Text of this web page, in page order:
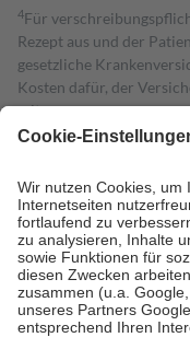
4Für
Rezept aus und der
gesetzliche
Kosten dafür, der
mit.
Grundsätzlich leisten
höchstens zehn Euro.
Kosten der Leistung zu
Diese Regeln gelten
Bei Heilmitteln und
Zuzahlung zehn Prozent
Verordnung.
Um das Engagement der
stärken und die